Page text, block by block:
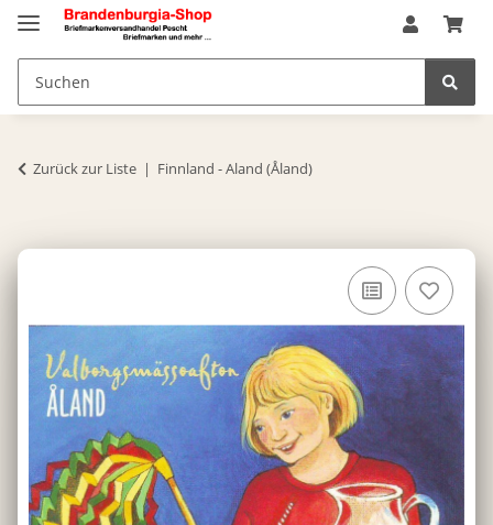
Zurück zur Liste Finnland - Aland (Åland)